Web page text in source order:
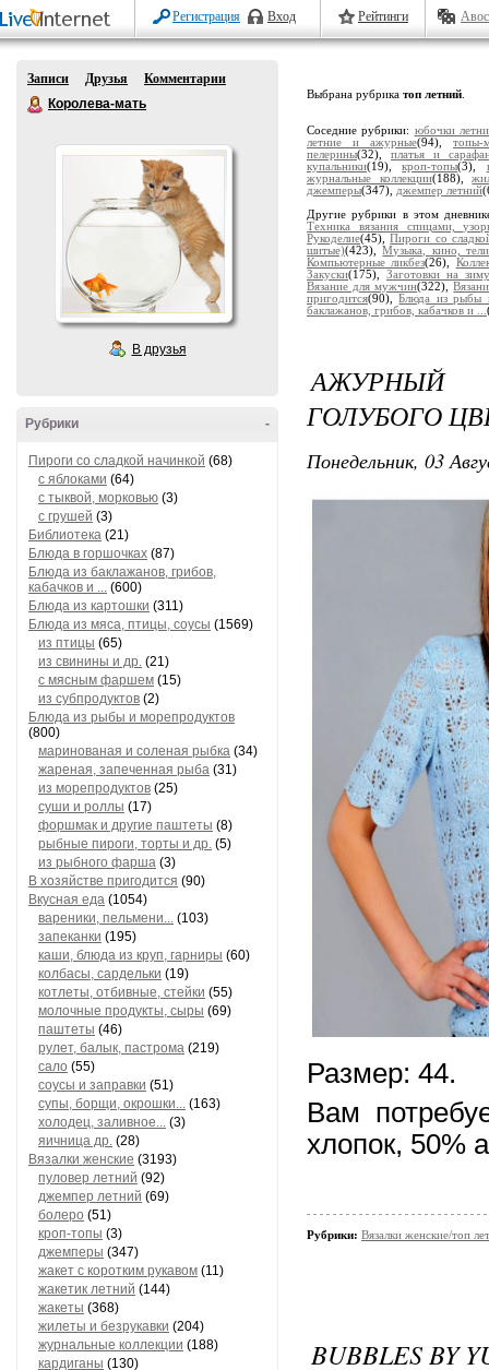
Регистрация Вход Рейтинги
Записи Друзья
Комментарии
Королева-мать
В друзья
-
Рубрики
Пироги со сладкой начинкой (68)
с яблоками (64)
с тыквой, морковью (3)
с грушей (3)
Библиотека (21)
Блюда в горшочках (87)
Блюда из баклажанов, грибов,
кабачков и ... (600)
Блюда из картошки (311)
Блюда из мяса, птицы, соусы (1569)
из птицы (65)
из свинины и др. (21)
с мясным фаршем (15)
из субпродуктов (2)
Блюда из рыбы и морепродуктов
(800)
маринованая и соленая рыбка (34)
жареная, запеченная рыба (31)
из морепродуктов (25)
суши и роллы (17)
форшмак и другие паштеты (8)
рыбные пироги, торты и др. (5)
из рыбного фарша (3)
В хозяйстве пригодится (90)
Вкусная еда (1054)
вареники, пельмени... (103)
запеканки (195)
каши, блюда из круп, гарниры (60)
колбасы, сардельки (19)
котлеты, отбивные, стейки (55)
молочные продукты, сыры (69)
паштеты (46)
рулет, балык, пастрома (219)
сало (55)
соусы и заправки (51)
супы, борщи, окрошки... (163)
холодец, заливное... (3)
яичница др. (28)
Вязалки женские (3193)
пуловер летний (92)
джемпер летний (69)
болеро (51)
кроп-топы (3)
джемперы (347)
жакет с коротким рукавом (11)
жакетик летний (144)
жакеты (368)
жилеты и безрукавки (204)
журнальные коллекции (188)
кардиганы (130)
Выбрана рубрика топ летний
Соседние рубрики: юбочки
летние и ажурные(94), топы-
пелерины(32),платья и
купальники(19),кроп-топы(3),
журнальные коллекции(188),
джемперы(347), джемпер летний
Другие рубрики в этом
Техника вязания спицами,
Рукоделие(45),Пироги со
шитые)(423),Музыка, кино,
Компьютерные ликбез(26),
Закуски(175), Заготовки на зиму
Вязание для мужчин(322),
пригодится(90),Блюда из рыбы
баклажанов, грибов, кабачков и ...
АЖУРНЫЙ
ГОЛУБОГО
Понедельник, 03
Размер: 44.
Вам
хлопок, 50%
Рубрики: Вязалки женские/топ
BUBBLES BY